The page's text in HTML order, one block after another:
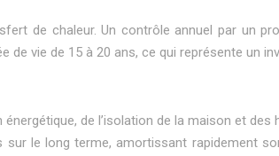
de chaleur. Un contrôle annuel par un
vie de 15 à 20 ans, ce qui représente un
de l’isolation de la maison et des
le long terme, amortissant rapidement